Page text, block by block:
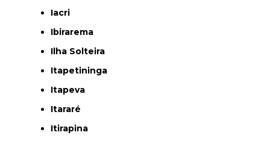
Iacri
Ibirarema
Ilha Solteira
Itapetininga
Itapeva
Itararé
Itirapina